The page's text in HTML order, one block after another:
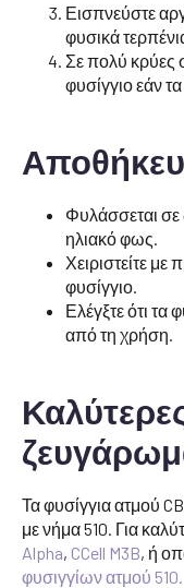
Εισπνεύστε
φυσικά
Σε πολύ κρύες
φυσίγγιο εάν
Φυλάσσεται
ηλιακό φως.
Χειριστείτε
φυσίγγιο.
Ελέγξτε ότι τα
από τη χρήση.
Τα φυσίγγια ατμού
με νήμα 510. Για
Alpha, CCell M3B, ή
φυσιγγίων ατμού 510.